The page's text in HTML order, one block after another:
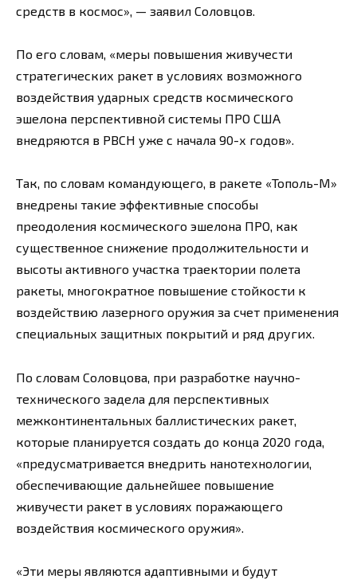
средств в космос», — заявил Соловцов.
По его словам, «меры повышения живучести
стратегических ракет в условиях возможного
воздействия ударных средств космического
эшелона перспективной системы ПРО США
внедряются в РВСН уже с начала 90-х годов».
Так, по словам командующего, в ракете «Тополь-М»
внедрены такие эффективные способы
преодоления космического эшелона ПРО, как
существенное снижение продолжительности и
высоты активного участка траектории полета
ракеты, многократное повышение стойкости к
воздействию лазерного оружия за счет применения
специальных защитных покрытий и ряд других.
По словам Соловцова, при разработке научно-
технического задела для перспективных
межконтинентальных баллистических ракет,
которые планируется создать до конца 2020 года,
«предусматривается внедрить нанотехнологии,
обеспечивающие дальнейшее повышение
живучести ракет в условиях поражающего
воздействия космического оружия».
«Эти меры являются адаптивными и будут